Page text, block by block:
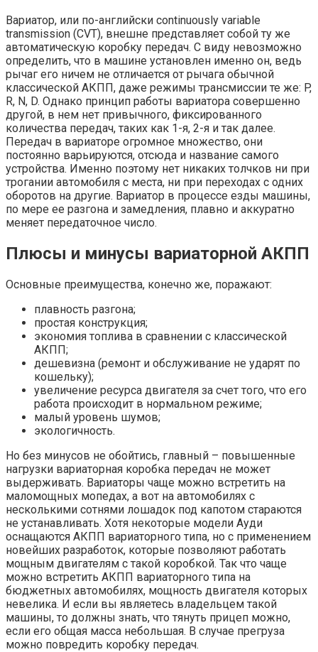
Вариатор, или по-английски continuously variable
transmission (CVT), внешне представляет собой ту же
автоматическую коробку передач. С виду невозможно
определить, что в машине установлен именно он, ведь
рычаг его ничем не отличается от рычага обычной
классической АКПП, даже режимы трансмиссии те же: P,
R, N, D. Однако принцип работы вариатора совершенно
другой, в нем нет привычного, фиксированного
количества передач, таких как 1-я, 2-я и так далее.
Передач в вариаторе огромное множество, они
постоянно варьируются, отсюда и название самого
устройства. Именно поэтому нет никаких толчков ни при
трогании автомобиля с места, ни при переходах с одних
оборотов на другие. Вариатор в процессе езды машины,
по мере ее разгона и замедления, плавно и аккуратно
меняет передаточное число.
Плюсы и минусы вариаторной АКПП
Основные преимущества, конечно же, поражают:
плавность разгона;
простая конструкция;
экономия топлива в сравнении с классической
АКПП;
дешевизна (ремонт и обслуживание не ударят по
кошельку);
увеличение ресурса двигателя за счет того, что его
работа происходит в нормальном режиме;
малый уровень шумов;
экологичность.
Но без минусов не обойтись, главный – повышенные
нагрузки вариаторная коробка передач не может
выдерживать. Вариаторы чаще можно встретить на
маломощных мопедах, а вот на автомобилях с
несколькими сотнями лошадок под капотом стараются
не устанавливать. Хотя некоторые модели Ауди
оснащаются АКПП вариаторного типа, но с применением
новейших разработок, которые позволяют работать
мощным двигателям с такой коробкой. Так что чаще
можно встретить АКПП вариаторного типа на
бюджетных автомобилях, мощность двигателя которых
невелика. И если вы являетесь владельцем такой
машины, то должны знать, что тянуть прицеп можно,
если его общая масса небольшая. В случае прегруза
можно повредить коробку передач.